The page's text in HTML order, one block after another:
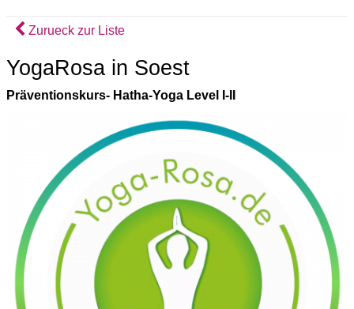
Zurueck zur Liste
YogaRosa in Soest
Präventionskurs- Hatha-Yoga Level I-II